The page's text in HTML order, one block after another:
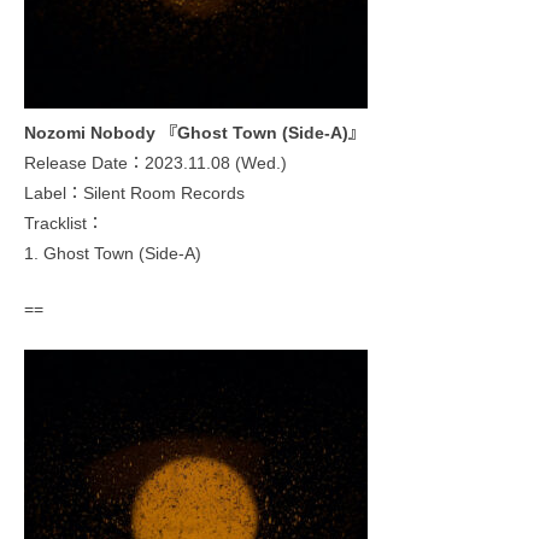
Nozomi Nobody 『Ghost Town (Side-A)』
Release Date：2023.11.08 (Wed.)
Label：Silent Room Records
Tracklist：
1. Ghost Town (Side-A)
==